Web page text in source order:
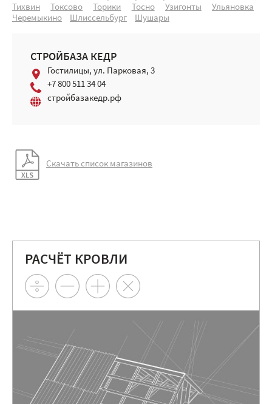
Тихвин
Токсово Торики Тосно Узигонты
Ульяновка
Черемыкино
Шлиссельбург Шушары
СТРОЙБАЗА КЕДР
Гостилицы, ул. Парковая, 3
+7 800 511 34 04
стройбазакедр.рф
Скачать список магазинов
РАСЧЁТ КРОВЛИ